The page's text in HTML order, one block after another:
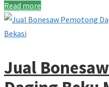
Read more
Jual